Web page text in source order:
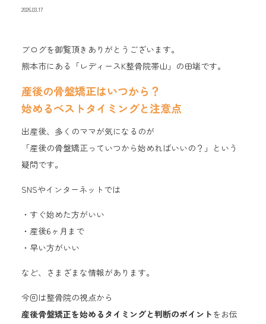
2026.03.17
ブログを御覧頂きありがとうございます。
熊本市にある「レディースK整骨院帯山」の田端です。
産後の骨盤矯正はいつから？
始めるベストタイミングと注意点
出産後、多くのママが気になるのが
「産後の骨盤矯正っていつから始めればいいの？」という
疑問です。
SNSやインターネットでは
・すぐ始めた方がいい
・産後6ヶ月まで
・早い方がいい
など、さまざまな情報があります。
今回は整骨院の視点から
産後骨盤矯正を始めるタイミングと判断のポイント をお伝